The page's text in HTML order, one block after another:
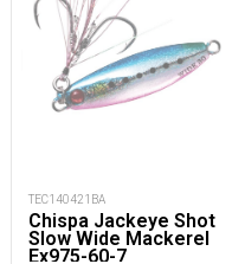
TEC140421BA
Chispa Jackeye Shot
Slow Wide Mackerel
Ex975-60-7_